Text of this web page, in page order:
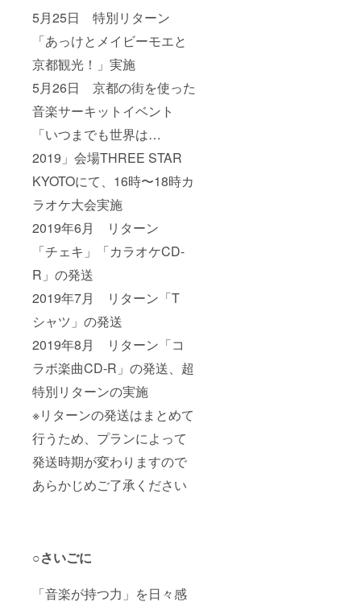
5月25日 特別リターン
「あっけとメイビーモエと
京都観光！」実施
5月26日 京都の街を使った
音楽サーキットイベント
「いつまでも世界は…
2019」会場THREE STAR
KYOTOにて、16時〜18時カ
ラオケ大会実施
2019年6月 リターン
「チェキ」「カラオケCD-
R」の発送
2019年7月 リターン「T
シャツ」の発送
2019年8月 リターン「コ
ラボ楽曲CD-R」の発送、超
特別リターンの実施
※リターンの発送はまとめて
行うため、プランによって
発送時期が変わりますので
あらかじめご了承ください
○さいごに
「音楽が持つ力」を日々感